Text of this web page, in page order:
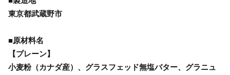
東京都武蔵野市
■原材料名
【プレーン】
小麦粉（カナダ産）、グラスフェッド無塩バター、グラニュ